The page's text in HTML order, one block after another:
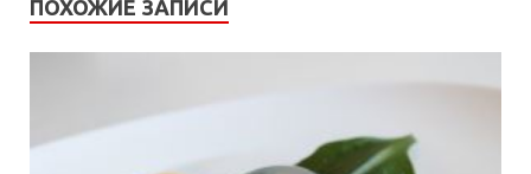
ПОХОЖИЕ ЗАПИСИ